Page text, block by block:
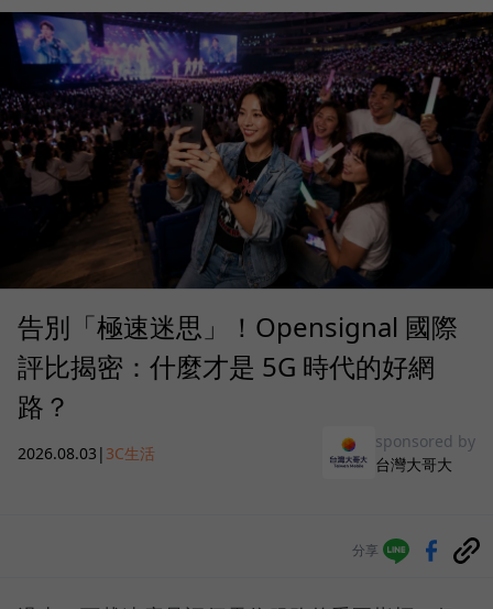
告別「極速迷思」！Opensignal 國際
評比揭密：什麼才是 5G 時代的好網
路？
2026.08.03 | 3C生活
sponsored by
台灣大哥大
分享